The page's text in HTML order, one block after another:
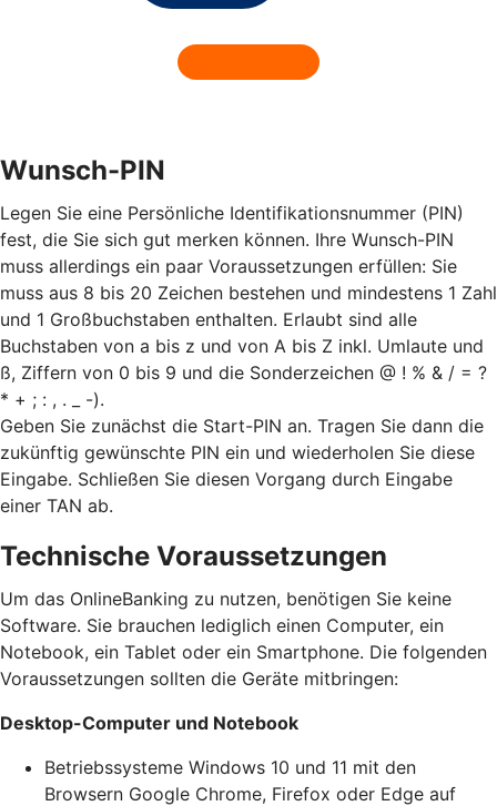
Wunsch-PIN
Legen Sie eine Persönliche Identifikationsnummer (PIN)
fest, die Sie sich gut merken können. Ihre Wunsch-PIN
muss allerdings ein paar Voraussetzungen erfüllen: Sie
muss aus 8 bis 20 Zeichen bestehen und mindestens 1 Zahl
und 1 Großbuchstaben enthalten. Erlaubt sind alle
Buchstaben von a bis z und von A bis Z inkl. Umlaute und
ß, Ziffern von 0 bis 9 und die Sonderzeichen @ ! % & / = ?
* + ; : , . _ -).
Geben Sie zunächst die Start-PIN an. Tragen Sie dann die
zukünftig gewünschte PIN ein und wiederholen Sie diese
Eingabe. Schließen Sie diesen Vorgang durch Eingabe
einer TAN ab.
Technische Voraussetzungen
Um das OnlineBanking zu nutzen, benötigen Sie keine
Software. Sie brauchen lediglich einen Computer, ein
Notebook, ein Tablet oder ein Smartphone. Die folgenden
Voraussetzungen sollten die Geräte mitbringen:
Desktop-Computer und Notebook
Betriebssysteme Windows 10 und 11 mit den
Browsern Google Chrome, Firefox oder Edge auf